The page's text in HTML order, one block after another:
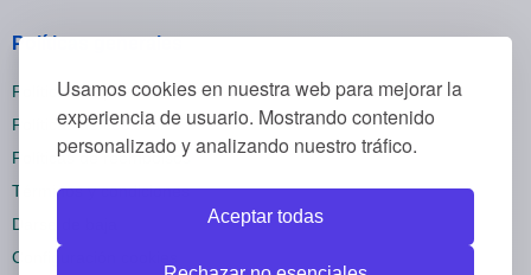
Usamos cookies en nuestra web para mejorar la
experiencia de usuario. Mostrando contenido
personalizado y analizando nuestro tráfico.
Aceptar todas
Políticas generales
Políticas de privacidad
Políticas de cookies
Políticas de reembolsos
Términos y condiciones
Darse de baja
Configuración cookies